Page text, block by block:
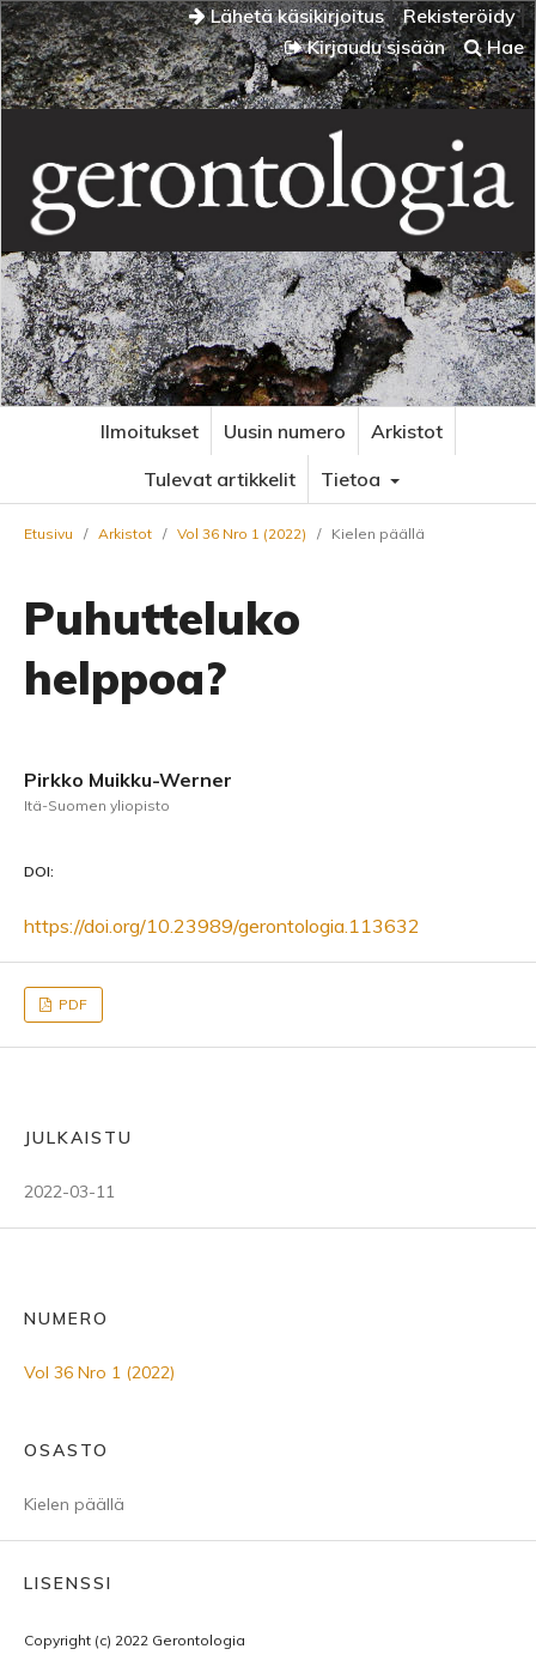
Lähetä käsikirjoitus
Rekisteröidy
Kirjaudu sisään
Hae
Ilmoitukset Uusin numero
Arkistot
Tulevat artikkelit
Tietoa
Etusivu / Arkistot / Vol 36 Nro 1 (2022) / Kielen päällä
Puhutteluko
helppoa?
Pirkko Muikku-Werner
Itä-Suomen yliopisto
DOI:
https://doi.org/10.23989/gerontologia.113632
PDF
JULKAISTU
2022-03-11
NUMERO
Vol 36 Nro 1 (2022)
OSASTO
Kielen päällä
LISENSSI
Copyright (c) 2022 Gerontologia